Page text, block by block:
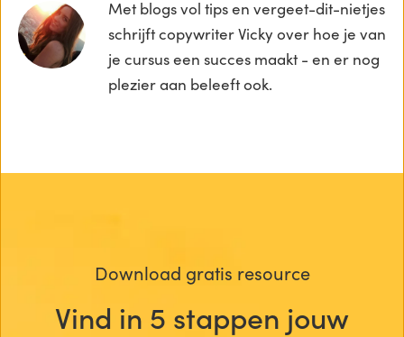
Met blogs vol tips en vergeet-dit-nietjes
schrijft copywriter Vicky over hoe je van
je cursus een succes maakt - en er nog
plezier aan beleeft ook.
Download gratis resource
Vind in 5 stappen jouw